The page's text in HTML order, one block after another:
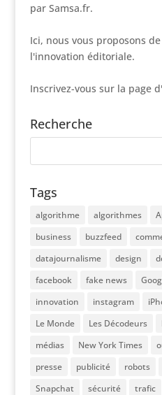
par Samsa.fr.
Ici, nous vous proposons
l'innovation éditoriale.
Inscrivez-vous sur la page
Recherche
Tags
algorithme algorithmes
business
buzzfeed
datajournalisme
design
facebook
fake news
innovation
instagram
Le Monde
Les Décodeurs
médias
New York Times
presse
publicité robots
Snapchat
sécurité trafic